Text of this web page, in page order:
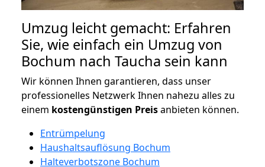
Umzug leicht gemacht: Erfahren
Sie, wie einfach ein Umzug von
Bochum nach Taucha sein kann
Wir können Ihnen garantieren, dass unser
professionelles Netzwerk Ihnen nahezu alles zu
einem kostengünstigen Preisanbieten können.
Entrümpelung
Haushaltsauflösung Bochum
Halteverbotszone Bochum